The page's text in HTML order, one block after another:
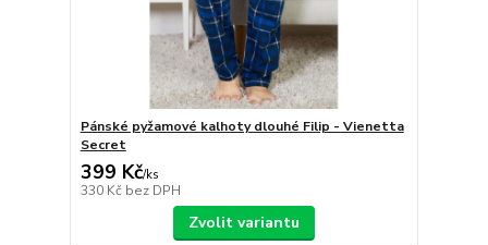
Pánské pyžamové kalhoty dlouhé Filip - Vienetta
Secret
399 Kč/ks
330 Kč bez DPH
Zvolit variantu